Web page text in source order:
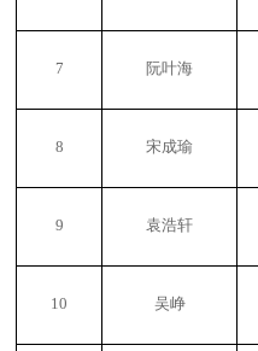
7 阮叶海
8 宋成瑜
9 袁浩轩
10 吴峥